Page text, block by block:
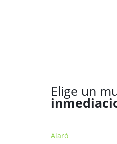
Elige un
Alaró